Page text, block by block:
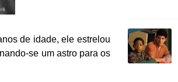
de idade, ele estrelou
se um astro para os